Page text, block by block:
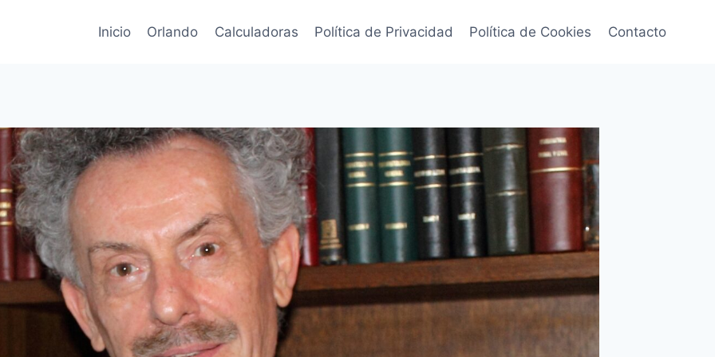
Inicio Orlando Calculadoras Política de Privacidad Política de Cookies Contacto